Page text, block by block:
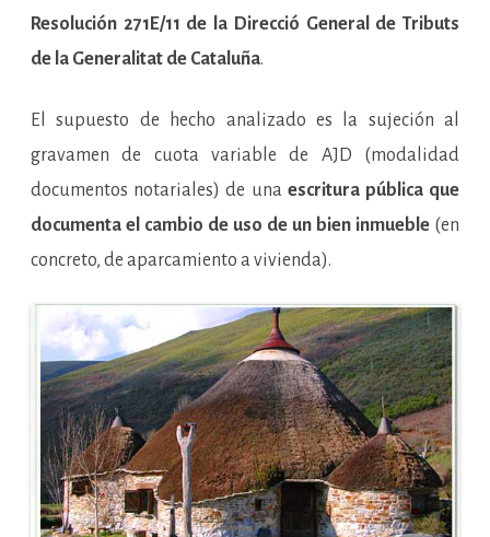
Resolución 271E/11 de la Direcció General de Tributs
de la Generalitat de Cataluña.
El supuesto de hecho analizado es la sujeción al
gravamen de cuota variable de AJD (modalidad
documentos notariales) de una escritura pública que
documenta el cambio de uso de un bien inmueble (en
concreto, de aparcamiento a vivienda).